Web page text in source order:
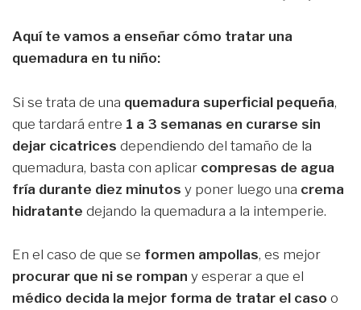
Aquí te vamos a enseñar cómo tratar una
quemadura en tu niño:
Si se trata de una quemadura superficial pequeña,
que tardará entre 1 a 3 semanas en curarse sin
dejar cicatrices dependiendo del tamaño de la
quemadura, basta con aplicar compresas de agua
fría durante diez minutos y poner luego una crema
hidratante dejando la quemadura a la intemperie.
En el caso de que se formen ampollas, es mejor
procurar que ni se rompan y esperar a que el
médico decida la mejor forma de tratar el caso o